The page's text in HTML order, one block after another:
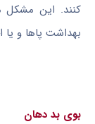
کنند. این مشکل
بهداشت پاها و یا
بوی بد دهان